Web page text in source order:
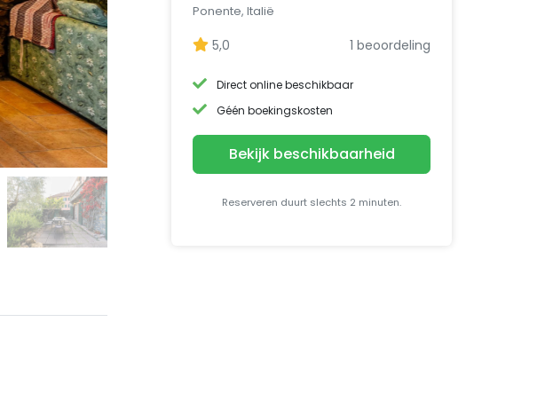
Ponente, Italië
5,0 1 beoordeling
Direct online beschikbaar
Géén boekingskosten
Bekijk beschikbaarheid
Reserveren duurt slechts 2 minuten.